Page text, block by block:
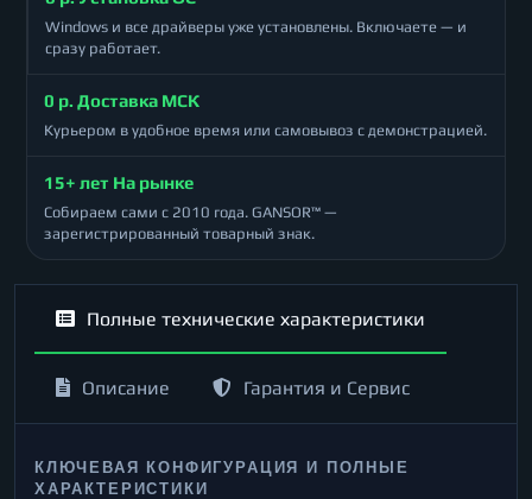
Windows и все драйверы уже установлены. Включаете — и
сразу работает.
0 р. Доставка МСК
Курьером в удобное время или самовывоз с демонстрацией.
15+ лет На рынке
Собираем сами с 2010 года. GANSOR™ —
зарегистрированный товарный знак.
Полные технические характеристики
Описание Гарантия и Сервис
КЛЮЧЕВАЯ КОНФИГУРАЦИЯ И ПОЛНЫЕ
ХАРАКТЕРИСТИКИ